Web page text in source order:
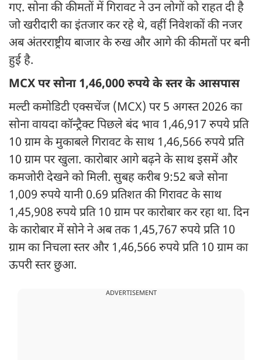
गए. सोना की कीमतों में गिरावट ने उन लोगों को राहत दी है
जो खरीदारी का इंतजार कर रहे थे, वहीं निवेशकों की नजर
अब अंतरराष्ट्रीय बाजार के रुख और आगे की कीमतों पर बनी
हुई है.
MCX पर सोना 1,46,000 रुपये के स्तर के आसपास
मल्टी कमोडिटी एक्सचेंज (MCX) पर 5 अगस्त 2026 का
सोना वायदा कॉन्ट्रैक्ट पिछले बंद भाव 1,46,917 रुपये प्रति
10 ग्राम के मुकाबले गिरावट के साथ 1,46,566 रुपये प्रति
10 ग्राम पर खुला. कारोबार आगे बढ़ने के साथ इसमें और
कमजोरी देखने को मिली. सुबह करीब 9:52 बजे सोना
1,009 रुपये यानी 0.69 प्रतिशत की गिरावट के साथ
1,45,908 रुपये प्रति 10 ग्राम पर कारोबार कर रहा था. दिन
के कारोबार में सोने ने अब तक 1,45,767 रुपये प्रति 10
ग्राम का निचला स्तर और 1,46,566 रुपये प्रति 10 ग्राम का
ऊपरी स्तर छुआ.
ADVERTISEMENT